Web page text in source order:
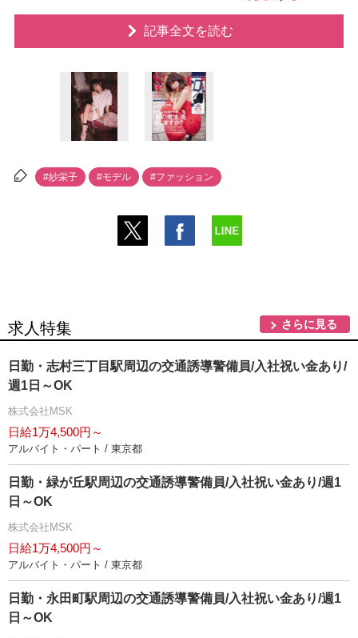
記事全文を読む
#紗栄子 #モデル #ファッション
求人特集 さらに見る
日勤・志村三丁目駅周辺の交通誘導警備員/入社祝い金あり/
週1日～OK
株式会社MSK
日給1万4,500円～
アルバイト・パート / 東京都
日勤・緑が丘駅周辺の交通誘導警備員/入社祝い金あり/週1
日～OK
株式会社MSK
日給1万4,500円～
アルバイト・パート / 東京都
日勤・永田町駅周辺の交通誘導警備員/入社祝い金あり/週1
日～OK